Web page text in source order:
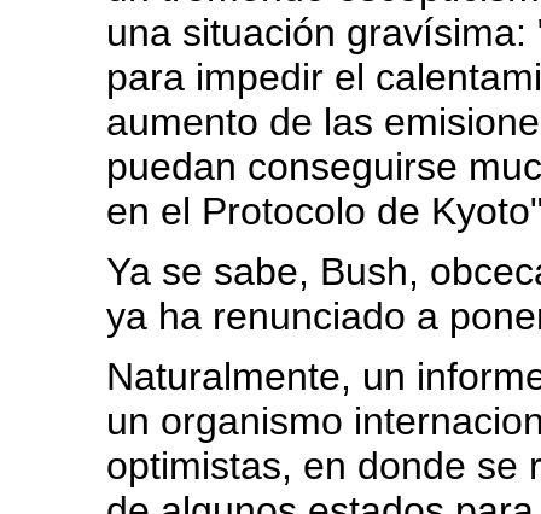
una situación
para impedir el
aumento de las
puedan conseguirse
en el Protocolo de
Ya se sabe, Bush,
ya ha renunciado a
Naturalmente, un
un organismo
optimistas, en donde se